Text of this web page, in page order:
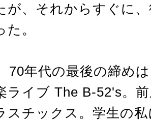
が、それからすぐに
。
70年代の最後の締め
ライブ The B-52's。
スチックス。学生の